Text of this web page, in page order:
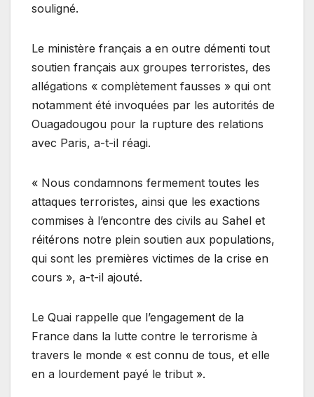
souligné.
Le ministère français a en outre démenti tout
soutien français aux groupes terroristes, des
allégations « complètement fausses » qui ont
notamment été invoquées par les autorités de
Ouagadougou pour la rupture des relations
avec Paris, a-t-il réagi.
« Nous condamnons fermement toutes les
attaques terroristes, ainsi que les exactions
commises à l’encontre des civils au Sahel et
réitérons notre plein soutien aux populations,
qui sont les premières victimes de la crise en
cours », a-t-il ajouté.
Le Quai rappelle que l’engagement de la
France dans la lutte contre le terrorisme à
travers le monde « est connu de tous, et elle
en a lourdement payé le tribut ».